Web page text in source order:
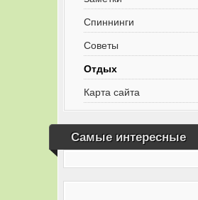
Спиннинги
Советы
Отдых
Карта сайта
Самые интересные